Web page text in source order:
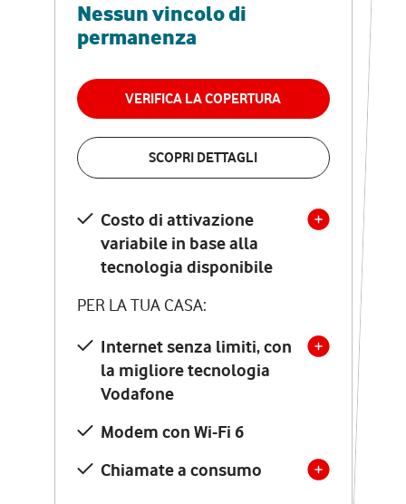
Nessun vincolo di
permanenza
VERIFICA LA COPERTURA
SCOPRI DETTAGLI
Costo di attivazione
variabile in base alla
tecnologia disponibile
PER LA TUA CASA:
Internet senza limiti, con
la migliore tecnologia
Vodafone
Modem con Wi-Fi 6
Chiamate a consumo
RETE FISSA + VODAFONE CLUB
29,95€
permanenza
VERIFICA LA COPERTURA
Costo di attivazione
variabile in base alla
tecnologia disponibile
PER LA TUA CASA:
Internet senza limiti, con
la migliore tecnologia
Vodafone
Modem Seven con Wi-Fi 7
Chiamate illimitate verso
numeri fissi e mobili
nazionali